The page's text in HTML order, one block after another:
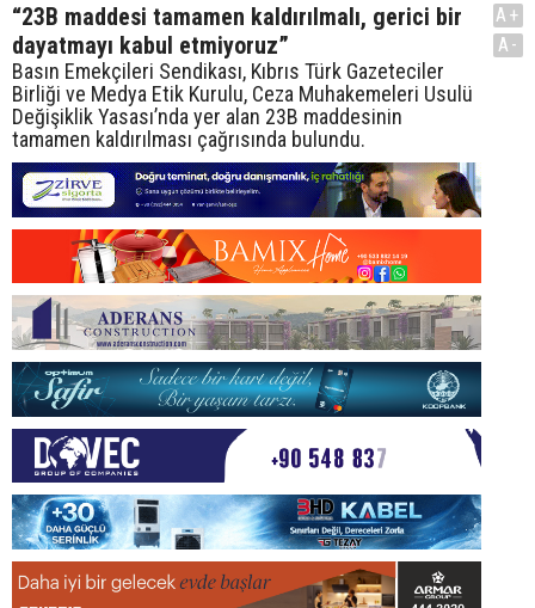
“23B maddesi tamamen kaldırılmalı, gerici bir
dayatmayı kabul etmiyoruz”
Basın Emekçileri Sendikası, Kıbrıs Türk Gazeteciler
Birliği ve Medya Etik Kurulu, Ceza Muhakemeleri Usulü
Değişiklik Yasası’nda yer alan 23B maddesinin
tamamen kaldırılması çağrısında bulundu.
A+
A-